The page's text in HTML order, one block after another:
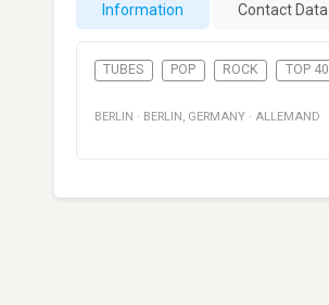
Information Contact Data
TUBES POP ROCK TOP 40
BERLIN · BERLIN , GERMANY · ALLEMAND